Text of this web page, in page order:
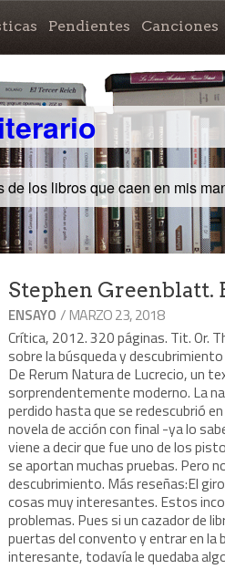
Pendientes Canciones
de los libros que caen en mis
Stephen Greenblatt.
ENSAYO / MARZO 23, 2018
Crítica, 2012. 320 páginas. Tit. Or.
sobre la búsqueda y
De Rerum Natura de Lucrecio, un
sorprendentemente moderno. La
perdido hasta que se redescubrió
novela de acción con final -ya lo
viene a decir que fue uno de los
se aportan muchas pruebas. Pero
descubrimiento. Más reseñas:El
cosas muy interesantes. Estos
problemas. Pues si un cazador de
puertas del convento y entrar en la
interesante, todavía le quedaba